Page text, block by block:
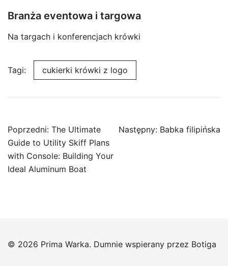
Branża eventowa i targowa
Na targach i konferencjach krówki
Tagi: cukierki krówki z logo
Nawigacja
wpisu
Poprzedni: The Ultimate
Guide to Utility Skiff Plans
with Console: Building Your
Ideal Aluminum Boat
Następny: Babka filipińska
© 2026 Prima Warka. Dumnie wspierany przez Botiga